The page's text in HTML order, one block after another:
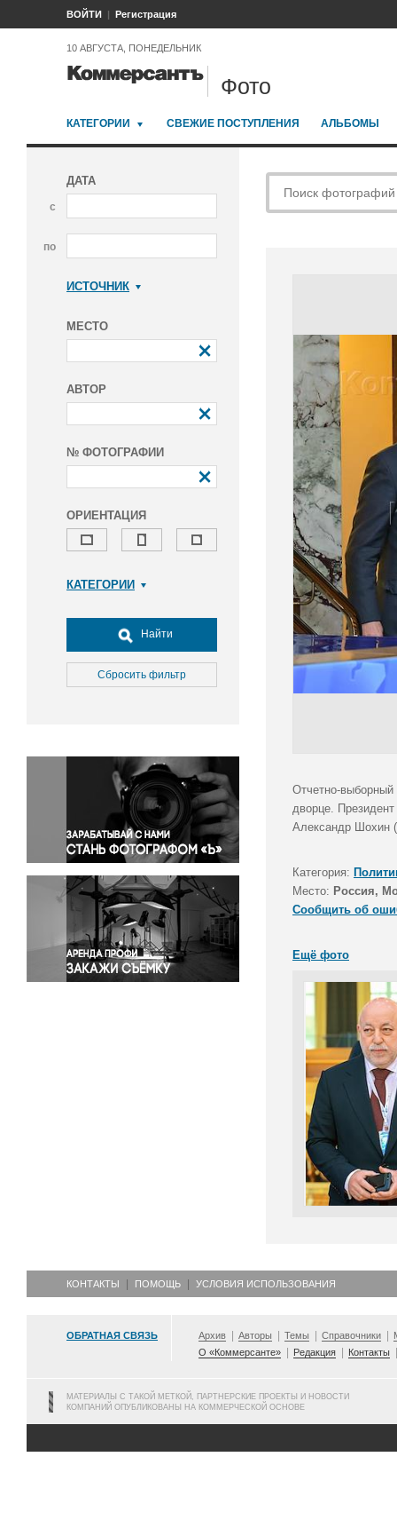
ВОЙТИ Регистрация
10 АВГУСТА, ПОНЕДЕЛЬНИК
Фото
КАТЕГОРИИ СВЕЖИЕ ПОСТУПЛЕНИЯ АЛЬБОМЫ
ДАТА
с
по
ИСТОЧНИК
МЕСТО
АВТОР
№ ФОТОГРАФИИ
ОРИЕНТАЦИЯ
КАТЕГОРИИ
Досуг, туризм и отдых
Культура
Медицина
Окружающая среда
Политика
Правосудие
Происшествия и конфликты
Религия
Светская жизнь
Спорт
Экология
Экономика и бизнес
Найти
Сбросить фильтр
Отчетно-
дворце.
Александр Шохин
Категория:
Место: Россия,
Сообщить об
Ещё фото
КОНТАКТЫ ПОМОЩЬ УСЛОВИЯ ИСПОЛЬЗОВАНИЯ
ОБРАТНАЯ СВЯЗЬ Архив Авторы Темы Справочники
О «Коммерсанте»
Редакция Контакты
МАТЕРИАЛЫ С ТАКОЙ МЕТКОЙ, ПАРТНЕРСКИЕ ПРОЕКТЫ И НОВОСТИ
КОМПАНИЙ ОПУБЛИКОВАНЫ НА КОММЕРЧЕСКОЙ ОСНОВЕ